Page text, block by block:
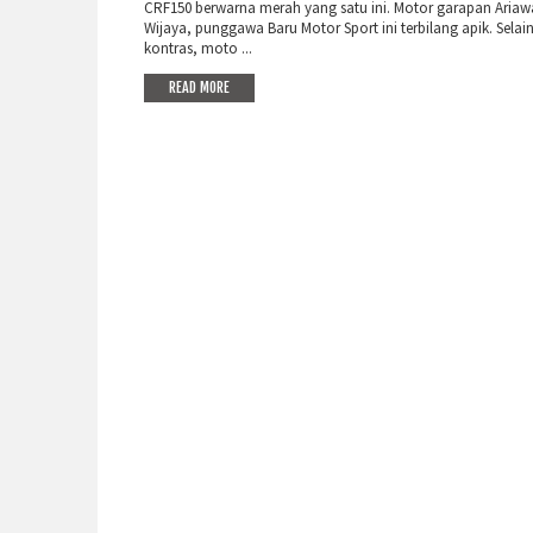
CRF150 berwarna merah yang satu ini. Motor garapan
Wijaya, punggawa Baru Motor Sport ini terbilang apik. Selain
kontras, moto ...
READ MORE